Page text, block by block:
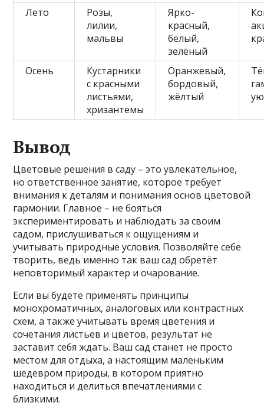
Лето
Розы,
лилии,
мальвы
Ярко-
красный,
белый,
зелёный
Осень
Кустарники
с красными
листьями,
хризантемы
Оранжевый,
бордовый,
жёлтый
Вывод
Цветовые решения в саду – это увлекательное,
но ответственное занятие, которое требует
внимания к деталям и понимания основ цветовой
гармонии. Главное – не бояться
экспериментировать и наблюдать за своим
садом, прислушиваться к ощущениям и
учитывать природные условия. Позволяйте себе
творить, ведь именно так ваш сад обретёт
неповторимый характер и очарование.
Если вы будете применять принципы
монохроматичных, аналоговых или контрастных
схем, а также учитывать время цветения и
сочетания листьев и цветов, результат не
заставит себя ждать. Ваш сад станет не просто
местом для отдыха, а настоящим маленьким
шедевром природы, в котором приятно
находиться и делиться впечатлениями с
близкими.